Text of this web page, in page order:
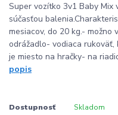
Super vozítko 3v1 Baby
súčasťou
mesiacov, do 20 kg.- možno
odrážadlo- vodiaca
je miesto na hračky- na
popis
Dostupnosť Skladom